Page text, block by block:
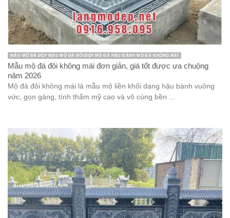
MẪU MỘ ĐÁ ĐẸP MẪU MỘ ĐÁ ĐÔI ĐẸP MỘ ĐÁ HẬU BÀNH MỘ ĐÁ KHÔNG MÁI
Mẫu mộ đá đôi không mái đơn giản, giá tốt được ưa chuộng
năm 2026
Mộ đá đôi không mái là mẫu mộ liền khối dạng hậu bành vuông
vức, gọn gàng, tính thẩm mỹ cao và vô cùng bền ...